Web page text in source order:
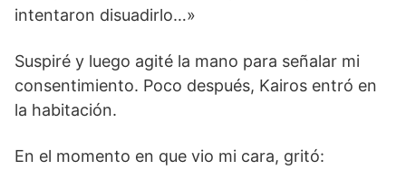
intentaron disuadirlo…»
Suspiré y luego agité la mano para señalar mi
consentimiento. Poco después, Kairos entró en
la habitación.
En el momento en que vio mi cara, gritó: